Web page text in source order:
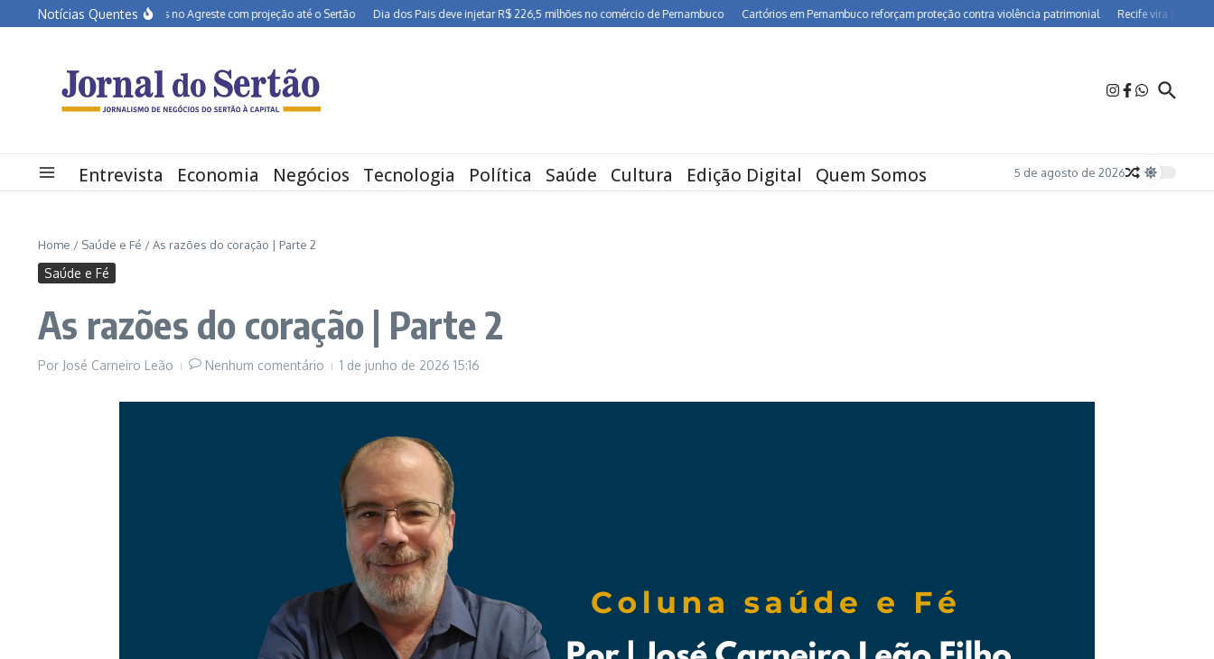
Ir para o conteúdo
Notícias Quentes
BR-232 entra em obras no Agreste com projeção até o Sertão Dia dos Pais deve injetar R$ 226,5 milhões no comércio de Pernambuco Cartórios em Pernambuco reforçam proteção contra violência patrimonial Recife vira polo de
Entrevista Economia Negócios Tecnologia Política Saúde Cultura Edição Digital Quem Somos 5 de agosto de 2026
Home / Saúde e Fé /As razões do coração | Parte 2
Saúde e Fé
As razões do coração | Parte 2
Por José Carneiro Leão Nenhum comentário 1 de junho de 2026 15:16